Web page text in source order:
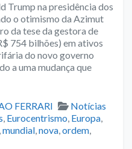
Trump na presidência dos
o otimismo da Azimut
da tese da gestora de
754 bilhões) em ativos
do novo governo
a uma mudança que
FERRARI Categories
Notícias
, Eurocentrismo, Europa,
,mundial,nova,ordem,